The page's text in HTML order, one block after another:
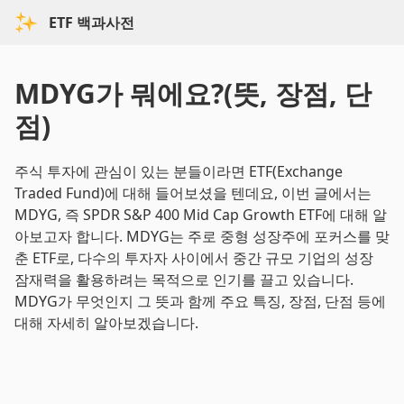
ETF 백과사전
MDYG가 뭐에요?(뜻, 장점, 단
점)
주식 투자에 관심이 있는 분들이라면 ETF(Exchange
Traded Fund)에 대해 들어보셨을 텐데요, 이번 글에서는
MDYG, 즉 SPDR S&P 400 Mid Cap Growth ETF에 대해 알
아보고자 합니다. MDYG는 주로 중형 성장주에 포커스를 맞
춘 ETF로, 다수의 투자자 사이에서 중간 규모 기업의 성장
잠재력을 활용하려는 목적으로 인기를 끌고 있습니다.
MDYG가 무엇인지 그 뜻과 함께 주요 특징, 장점, 단점 등에
대해 자세히 알아보겠습니다.